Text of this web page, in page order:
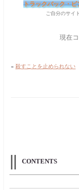
トラックバック・
ご自分のサイ
現在
«殺すことを止められない
CONTENTS